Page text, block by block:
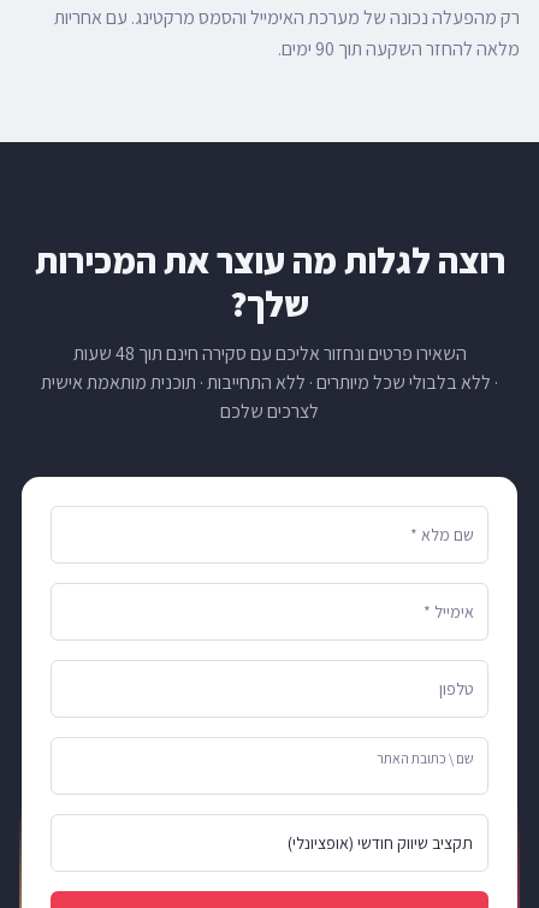
רק מהפעלה נכונה של מערכת האימייל והסמס מרקטינג. עם אחריות
מלאה להחזר השקעה תוך 90 ימים.
רוצה לגלות מה עוצר את המכירות
שלך?
השאירו פרטים ונחזור אליכם עם סקירה חינם תוך 48 שעות
· ללא בלבולי שכל מיותרים · ללא התחייבות · תוכנית מותאמת אישית
לצרכים שלכם
שם מלא *
אימייל *
טלפון
שם \ כתובת האתר